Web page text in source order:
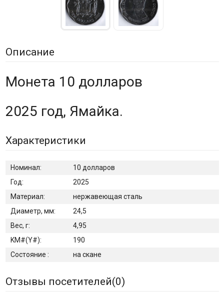
Описание
Монета 10 долларов
2025 год, Ямайка.
Характеристики
Номинал:
10 долларов
Год:
2025
Материал:
нержавеющая сталь
Диаметр, мм:
24,5
Вес, г:
4,95
KM#(Y#):
190
Состояние :
на скане
Отзывы посетителей(0)